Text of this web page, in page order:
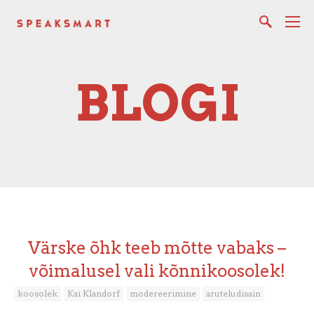
BLOGI
Värske õhk teeb mõtte vabaks –
võimalusel vali kõnnikoosolek!
koosolek Kai Klandorf modereerimine aruteludisain